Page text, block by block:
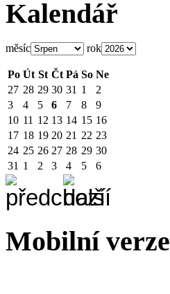
Kalendář
měsíc rok
Po Út St Čt Pá So Ne
27 28 29 30 31 1
2
3
4 5 6 7 8
9
10 11 12 13 14 15 16
17 18 19 20 21 22 23
24 25 26 27 28 29 30
31 1 2 3 4 5 6
Mobilní verze